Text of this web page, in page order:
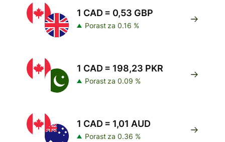
1 CAD = 0,53 GBP
Porast za 0.16 %
1 CAD = 198,23 PKR
Porast za 0.09 %
1 CAD = 1,01 AUD
Porast za 0.36 %